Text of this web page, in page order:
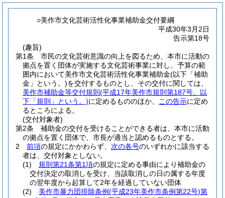
○美作市文化芸術活性化事業補助金交付要綱
平成30年3月2日
告示第18号
(趣旨)
第1条
市民の文化芸術意識の向上を図るため、本市に活動の
拠点を置く団体が実施する文化芸術事業に対し、予算の範
囲内において美作市文化芸術活性化事業補助金(以下「補助
金」という。)を交付するものとし、その交付に関しては、
美作市補助金等交付規則 (平成17年美作市規則第187号。以
下「規則」という。)に定めるもののほか、 この告示に定め
るところによる。
(交付対象者)
第2条
補助金の交付を受けることができる者は、本市に活動
の拠点を置く団体で、市長が適当と認めるものとする。
2
前項の規定にかかわらず、 次の各号のいずれかに該当する
者は、交付対象としない。
(1)
規則第21条第1項の規定に定める事由により補助金の
交付決定の取消しを受け、当該取消しの日の属する年度
の翌年度から起算して2年を経過していない団体
(2)
美作市暴力団排除条例(平成23年美作市条例第22号)第